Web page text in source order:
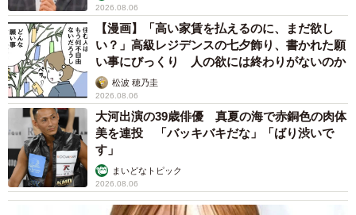
2026.08.06
【漫画】「高い家賃を払えるのに、まだ欲し
い？」高級レジデンスの七夕飾り、書かれた願
い事にびっくり 人の欲には終わりがないのか
松波 穂乃圭
2026.08.06
大河出演の39歳俳優 真夏の海で赤銅色の肉体
美を連投 「バッキバキだな」「ばり渋いで
す」
まいどなトピック
2026.08.06